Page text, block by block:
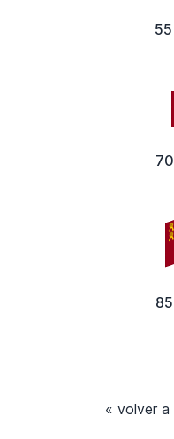
« volver a